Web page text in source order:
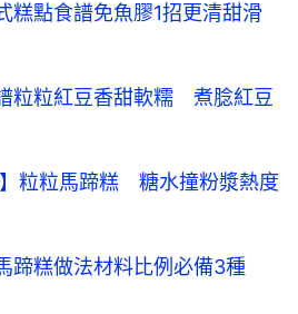
糕點食譜免魚膠1招更清甜滑
粒粒紅豆香甜軟糯 煮腍紅豆
】粒粒馬蹄糕 糖水撞粉漿熱度
蹄糕做法材料比例必備3種